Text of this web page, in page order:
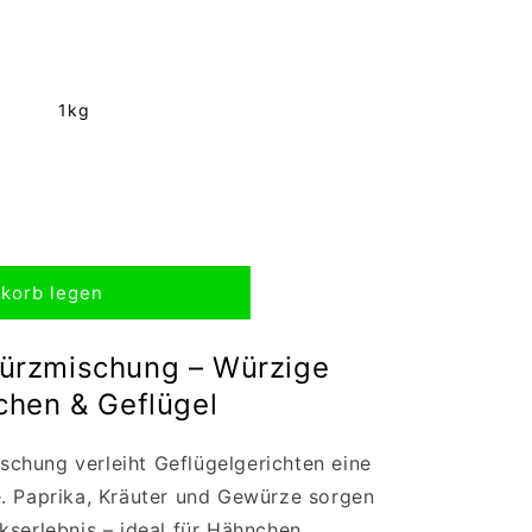
1kg
legen
– Würzige
& Geflügel
verleiht Geflügelgerichten eine
Kräuter und Gewürze sorgen